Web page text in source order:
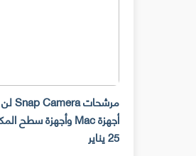
مرشحات Snap Camera لن تعمل على
أجهزة Mac وأجهزة سطح المكتب ابتداء من